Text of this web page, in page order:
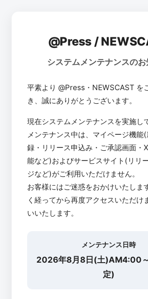
@Press /
システムメンテナンスの
平素より @Press・NEWSCAST を
き、誠にありがとうございます。
現在システムメンテナンスを実施し
メンテナンス中は、マイページ機能
録・リリース申込み・ご承認画面・
能など)およびサービスサイト(リリ
ジなど)がご利用いただけません。
お客様にはご迷惑をおかけいたしま
く経ってから再度アクセスいただけ
いいたします。
メンテナンス日時
2026年8月8日(土)AM4:00
定)